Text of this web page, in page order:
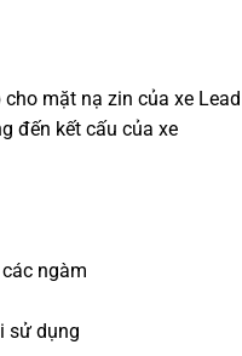
mặt nạ zin của xe
đến kết cấu của xe
ngàm
sử dụng